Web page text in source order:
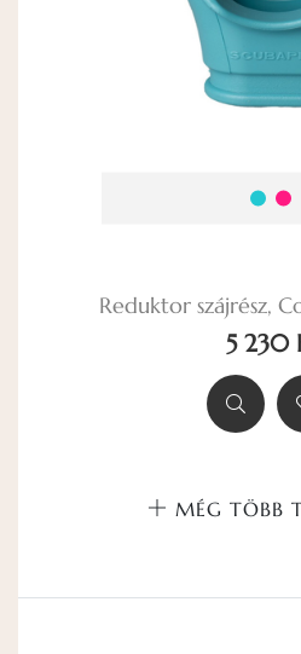
Reduktor szájrész,
5 230
MÉG TÖBB